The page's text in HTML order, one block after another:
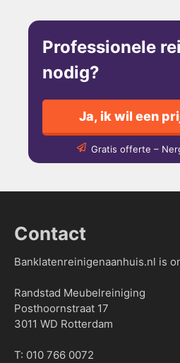
Professionele
nodig?
Ja, ik wil een
Gratis offerte –
Contact
Banklatenreinigenaanhuis.nl is
Randstad Meubelreiniging
Posthoornstraat 17
3011 WD Rotterdam
T: 010 766 0072